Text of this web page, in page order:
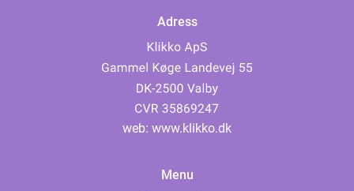
Adress
web: www.klikko.dk
Menu